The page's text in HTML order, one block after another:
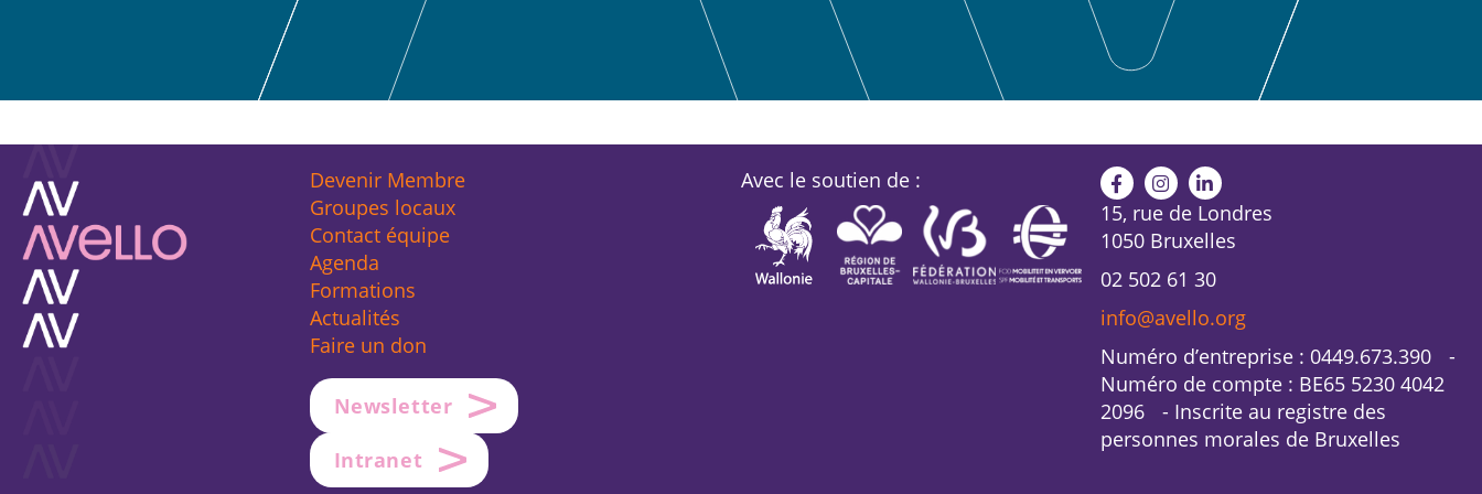
Devenir Membre
Groupes locaux
Contact équipe
Agenda
Formations
Actualités
Faire un don
Newsletter
Intranet
Avec le soutien de :
15, rue de Londres
1050 Bruxelles
02 502 61 30
info@avello.org
Numéro d’entreprise : 0449.673.390 -
Numéro de compte : BE65 5230 4042
2096 - Inscrite au registre des
personnes morales de Bruxelles